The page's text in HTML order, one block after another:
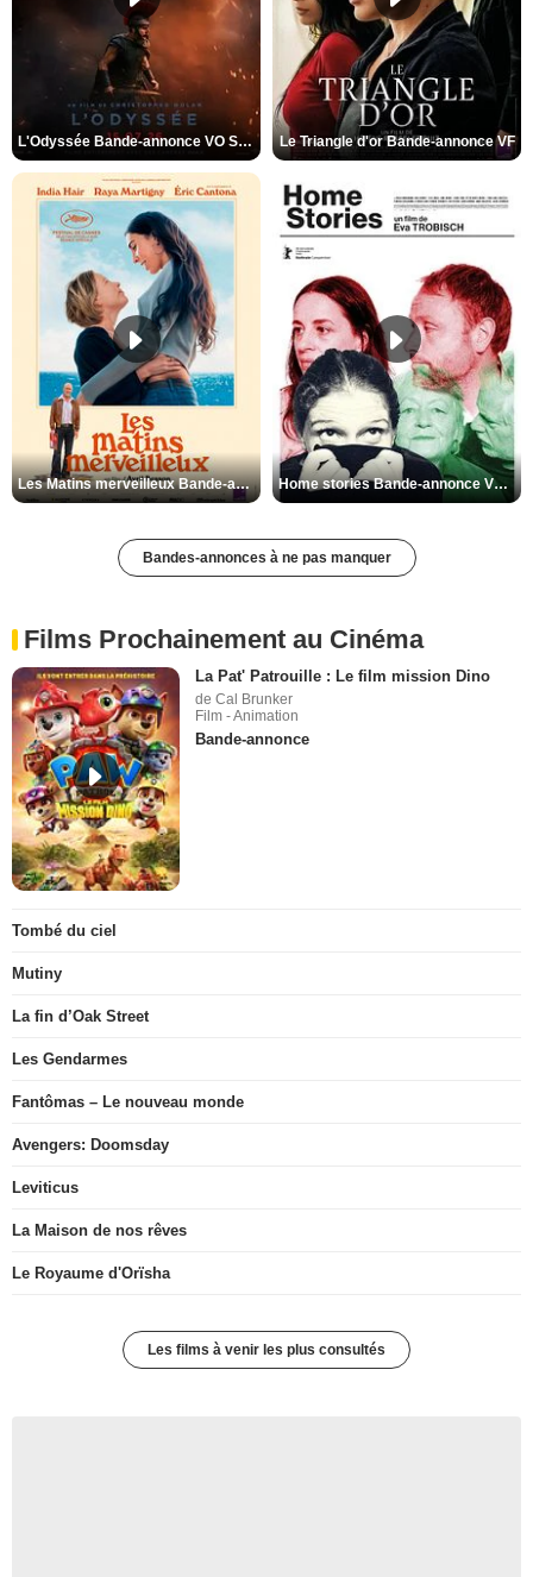
L'Odyssée Bande-annonce VO STFR Le Triangle d'or Bande-annonce VF
Les Matins merveilleux Bande-annonce VF Home stories Bande-annonce VO STFR
Bandes-annonces à ne pas manquer
Films Prochainement au Cinéma
La Pat' Patrouille : Le film mission Dino
de Cal Brunker
Film - Animation
Bande-annonce
Tombé du ciel
Mutiny
La fin d’Oak Street
Les Gendarmes
Fantômas – Le nouveau monde
Avengers: Doomsday
Leviticus
La Maison de nos rêves
Le Royaume d'Orïsha
Les films à venir les plus consultés